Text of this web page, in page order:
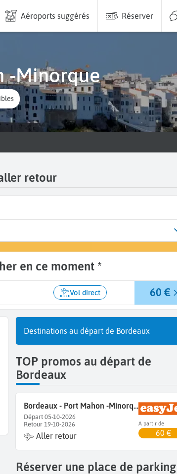
Aéroports suggérés Réserver
-Minorque
retour
Minorque - Port Mahon (MAH)
en ce moment *
Vol direct 60 €
Destinations au départ de Bordeaux
TOP promos au départ de
Bordeaux
Bordeaux - Port Mahon -Minorque
Départ 05-10-2026
Retour 19-10-2026
Aller retour
A partir de
60 €
Réserver une place de parking